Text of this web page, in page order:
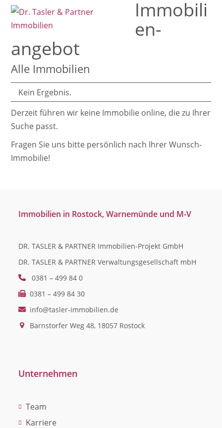
SkipOpen
mobile
menu
Close
mobile
menu
Immobili
en­
angebot
Alle Immobilien
Kein Ergebnis.
Derzeit führen wir keine Immobilie online, die zu Ihrer
Suche passt.
Fragen Sie uns bitte persönlich nach Ihrer Wunsch-
Immobilie!
Immobilien in Rostock, Warnemünde und M-V
DR. TASLER & PARTNER Immobilien-Projekt GmbH
DR. TASLER & PARTNER Verwaltungsgesellschaft mbH
0381 – 499 84 0
0381 – 499 84 30
info@tasler-immobilien.de
Barnstorfer Weg 48, 18057 Rostock
Unternehmen
Team
Karriere